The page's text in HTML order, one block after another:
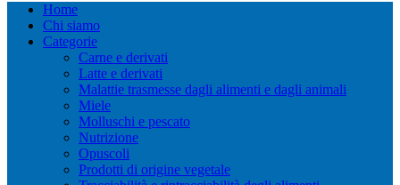
Home
Chi siamo
Categorie
Carne e derivati
Latte e derivati
Malattie trasmesse dagli alimenti e dagli animali
Miele
Molluschi e pescato
Nutrizione
Opuscoli
Prodotti di origine vegetale